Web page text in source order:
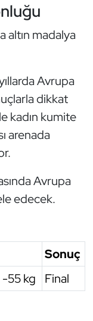
altın madalya
Avrupa
dikkat
kadın kumite
arenada
Avrupa
edecek.
Sonuç
-55 kg Final